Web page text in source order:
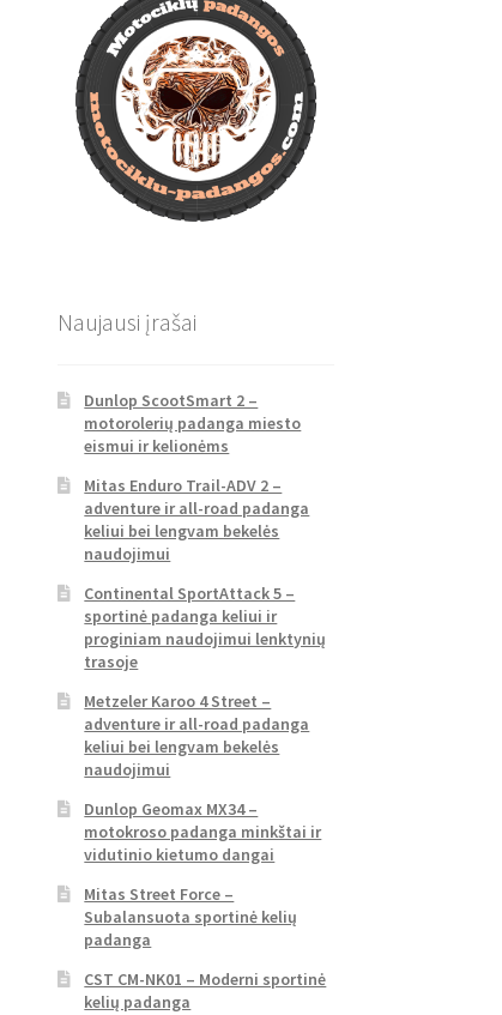
Naujausi įrašai
Dunlop ScootSmart 2 –
motorolerių padanga miesto
eismui ir kelionėms
Mitas Enduro Trail-ADV 2 –
adventure ir all-road padanga
keliui bei lengvam bekelės
naudojimui
Continental SportAttack 5 –
sportinė padanga keliui ir
proginiam naudojimui lenktynių
trasoje
Metzeler Karoo 4 Street –
adventure ir all-road padanga
keliui bei lengvam bekelės
naudojimui
Dunlop Geomax MX34 –
motokroso padanga minkštai ir
vidutinio kietumo dangai
Mitas Street Force –
Subalansuota sportinė kelių
padanga
CST CM-NK01 – Moderni sportinė
kelių padanga